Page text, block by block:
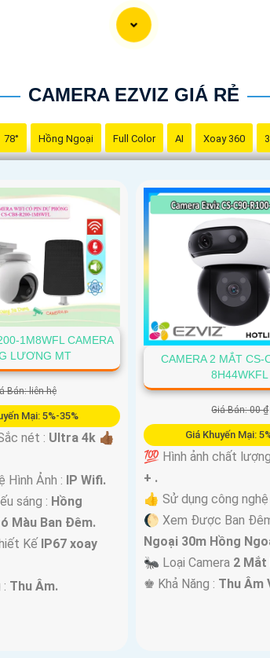
CAMERA EZVIZ GIÁ RẺ
78° Hồng Ngoại Full Color AI Xoay 360
1M8WFL CAMERA
LƯƠNG MT
Bán: liên hệ
Mại: 5%-35%
nét : Ultra 4k 👍🏾
Hình Ảnh : IP Wifi.
sáng : Hồng
Màu Ban Ðêm.
Kế IP67 xoay
Thu Âm.
CAMERA 2 MẮT CS-
8H44WKFL
Giá Bán: 00 ₫
Giá Khuyến Mại:
💯 Hình ảnh chất
+ .
👍 Sử dụng công nghệ
🌔 Xem Được Ban
Ngoại 30m Hồng
🐜 Loại Camera 2 Mắt
️♚ Khả Năng : Thu Âm